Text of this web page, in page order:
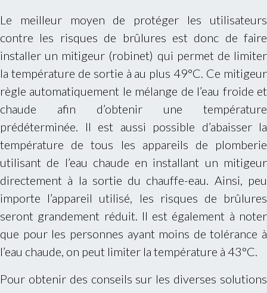
Le meilleur moyen de protéger les utilisateurs
contre les risques de brûlures est donc de faire
installer un mitigeur (robinet) qui permet de limiter
la température de sortie à au plus 49°C. Ce mitigeur
règle automatiquement le mélange de l’eau froide et
chaude afin d’obtenir une température
prédéterminée. Il est aussi possible d’abaisser la
température de tous les appareils de plomberie
utilisant de l’eau chaude en installant un mitigeur
directement à la sortie du chauffe-eau. Ainsi, peu
importe l’appareil utilisé, les risques de brûlures
seront grandement réduit. Il est également à noter
que pour les personnes ayant moins de tolérance à
l’eau chaude, on peut limiter la température à 43°C.
Pour obtenir des conseils sur les diverses solutions